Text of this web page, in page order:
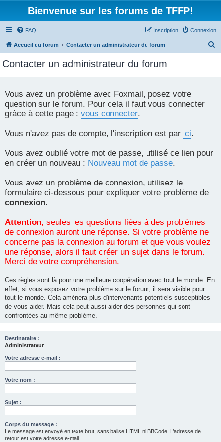
Bienvenue sur les forums de TFFP!
FAQ Connexion
Inscription
Accueil du forum Contacter un administrateur du forum
Contacter un administrateur du forum
Vous avez un problème avec Foxmail, posez votre
question sur le forum. Pour cela il faut vous connecter
grâce à cette page : vous connecter.
Vous n'avez pas de compte, l'inscription est par ici.
Vous avez oublié votre mot de passe, utilisé ce lien pour
en créer un nouveau : Nouveau mot de passe.
Vous avez un problème de connexion, utilisez le
formulaire ci-dessous pour expliquer votre problème de
connexion.
Attention, seules les questions liées à des problèmes
de connexion auront une réponse. Si votre problème ne
concerne pas la connexion au forum et que vous voulez
une réponse, alors il faut créer un sujet dans le forum.
Merci de votre compréhension.
Ces règles sont là pour une meilleure coopération avec tout le monde. En
effet, si vous exposez votre problème sur le forum, il sera visible pour
tout le monde. Cela amènera plus d'intervenants potentiels susceptibles
de vous aider. Mais cela peut aussi aider des personnes qui sont
confrontées au même problème.
Destinataire :
Administrateur
Votre adresse e-mail :
Votre nom :
Sujet :
Corps du message :
Le message est envoyé en texte brut, sans balise HTML ni BBCode. L’adresse de
retour est votre adresse e-mail.